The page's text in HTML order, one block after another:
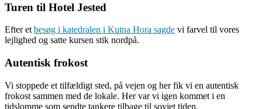
Turen til Hotel Jested
Efter etbesøg i katedralen i Kutna Hora sagde vi farvel til vores
lejlighed og satte kursen stik nordpå.
Autentisk frokost
Vi stoppede et tilfældigt sted, på vejen og her fik vi en autentisk
frokost sammen med de lokale. Her var vi igen kommet i en
tidslomme som sendte tankere tilbage til sovjet tiden.